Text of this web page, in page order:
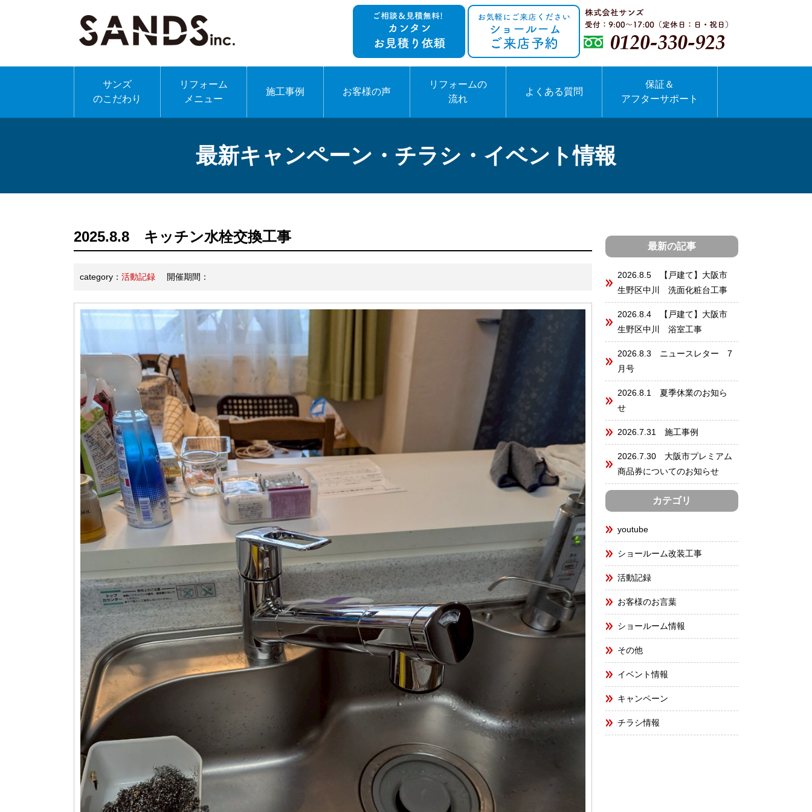
サンズ
のこだわり
リフォーム
メニュー
施工事例 お客様の声
リフォームの
流れ
よくある質問
保証＆
アフターサポート
最新キャンペーン・チラシ・イベント情報
2025.8.8 キッチン水栓交換工事
category： 活動記録 開催期間：
最新の記事
2026.8.5 【戸建て】大阪市
生野区中川 洗面化粧台工事
2026.8.4 【戸建て】大阪市
生野区中川 浴室工事
2026.8.3 ニュースレター 7
月号
2026.8.1 夏季休業のお知ら
せ
2026.7.31 施工事例
2026.7.30 大阪市プレミアム
商品券についてのお知らせ
カテゴリ
youtube
ショールーム改装工事
活動記録
お客様のお言葉
ショールーム情報
その他
イベント情報
キャンペーン
チラシ情報